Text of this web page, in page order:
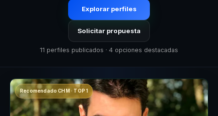
Explorar perfiles
Solicitar propuesta
11 perfiles publicados · 4 opciones destacadas
Recomendado CHM · TOP 1